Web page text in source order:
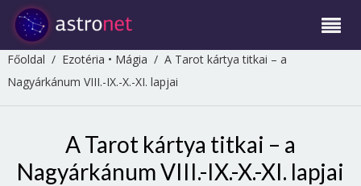
Főoldal / Ezotéria • Mágia / A Tarot kártya titkai – a
Nagyárkánum VIII.-IX.-X.-XI. lapjai
A Tarot kártya titkai – a
Nagyárkánum VIII.-IX.-X.-XI. lapjai